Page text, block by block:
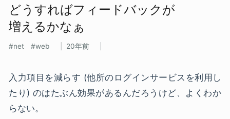
どう​すれば​フィードバックが​
増えるかなぁ
net web 20年前
入力項目を減らす (他所のログインサービスを利用し
たり) のはたぶん効果があるんだろうけど、よくわか
らない。